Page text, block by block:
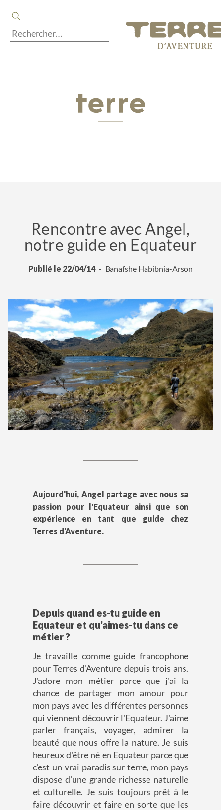
Rencontre avec Angel,
notre guide en Equateur
Publié le 22/04/14 Banafshe Habibnia-Arson
Aujourd'hui, Angel partage avec nous sa
passion pour l'Equateur ainsi que son
expérience en tant que guide chez
Terres d'Aventure.
Depuis quand es-tu guide en
Equateur et qu'aimes-tu dans ce
métier ?
Je travaille comme guide francophone
pour Terres d'Aventure depuis trois ans.
J'adore mon métier parce que j'ai la
chance de partager mon amour pour
mon pays avec les différentes personnes
qui viennent découvrir l'Equateur. J'aime
parler français, voyager, admirer la
beauté que nous offre la nature. Je suis
heureux d'être né en Equateur parce que
c'est un vrai paradis sur terre, mon pays
dispose d'une grande richesse naturelle
et culturelle. Je suis toujours prêt à le
faire découvrir et faire en sorte que les